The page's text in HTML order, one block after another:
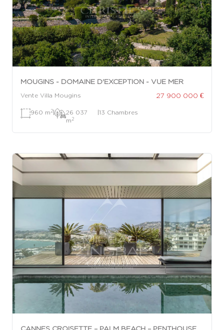
MOUGINS - DOMAINE D'EXCEPTION - VUE MER
Vente Villa Mougins 27 900 000 €
960 m 2|
26 037
m 2
|13 Chambres
CANNES CROISETTE – PALM BEACH – PENTHOUSE